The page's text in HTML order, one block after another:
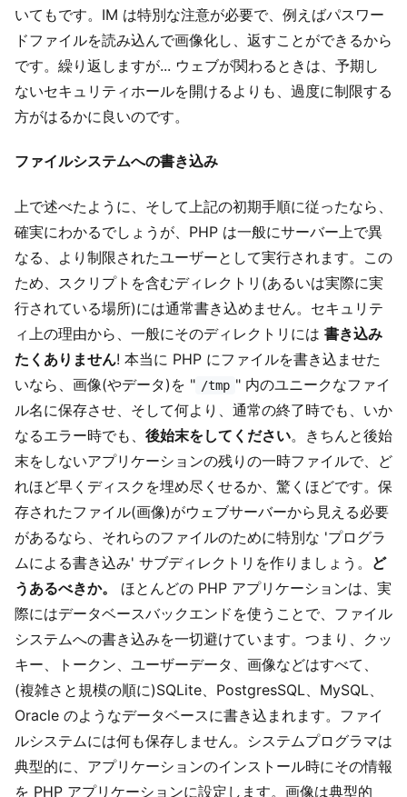
いてもです。IM は特別な注意が必要で、例えばパスワー
ドファイルを読み込んで画像化し、返すことができるから
です。繰り返しますが... ウェブが関わるときは、予期し
ないセキュリティホールを開けるよりも、過度に制限する
方がはるかに良いのです。
ファイルシステムへの書き込み
上で述べたように、そして上記の初期手順に従ったなら、
確実にわかるでしょうが、PHP は一般にサーバー上で異
なる、より制限されたユーザーとして実行されます。この
ため、スクリプトを含むディレクトリ(あるいは実際に実
行されている場所)には通常書き込めません。セキュリテ
ィ上の理由から、一般にそのディレクトリには 書き込み
たくありません! 本当に PHP にファイルを書き込ませた
いなら、画像(やデータ)を " /tmp " 内のユニークなファイ
ル名に保存させ、そして何より、通常の終了時でも、いか
なるエラー時でも、 後始末をしてください。きちんと後始
末をしないアプリケーションの残りの一時ファイルで、ど
れほど早くディスクを埋め尽くせるか、驚くほどです。保
存されたファイル(画像)がウェブサーバーから見える必要
があるなら、それらのファイルのために特別な 'プログラ
ムによる書き込み' サブディレクトリを作りましょう。 ど
うあるべきか。
ほとんどの PHP アプリケーションは、実
際にはデータベースバックエンドを使うことで、ファイル
システムへの書き込みを一切避けています。つまり、クッ
キー、トークン、ユーザーデータ、画像などはすべて、
(複雑さと規模の順に)SQLite、PostgresSQL、MySQL、
Oracle のようなデータベースに書き込まれます。ファイ
ルシステムには何も保存しません。システムプログラマは
典型的に、アプリケーションのインストール時にその情報
を PHP アプリケーションに設定します。画像は典型的